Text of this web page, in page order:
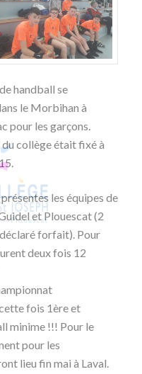
handball se
le Morbihan à
pour les garçons.
collège était fixé à
les équipes de
et Plouescat (2
forfait). Pour
deux fois 12
fois 1ère et
minime !!! Pour le
pour les
lieu fin mai à Laval.